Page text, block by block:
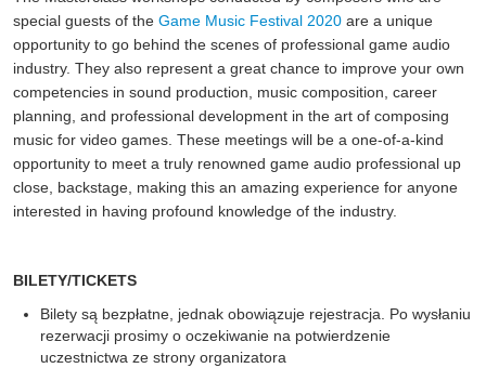
special guests of the Game Music Festival 2020 are a unique
opportunity to go behind the scenes of professional game audio
industry. They also represent a great chance to improve your own
competencies in sound production, music composition, career
planning, and professional development in the art of composing
music for video games. These meetings will be a one-of-a-kind
opportunity to meet a truly renowned game audio professional up
close, backstage, making this an amazing experience for anyone
interested in having profound knowledge of the industry.
BILETY/TICKETS
Bilety są bezpłatne, jednak obowiązuje rejestracja. Po wysłaniu
rezerwacji prosimy o oczekiwanie na potwierdzenie
uczestnictwa ze strony organizatora